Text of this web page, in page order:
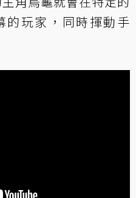
的玩家，同時揮動手